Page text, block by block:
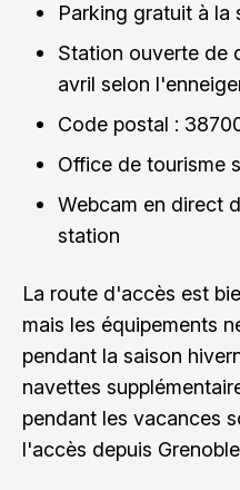
Parking gratuit à la
Station ouverte de
avril selon
Code postal :
Office de tourisme
Webcam en direct
station
La route d'accès est
mais les équipements
pendant la saison
navettes
pendant les vacances
l'accès depuis